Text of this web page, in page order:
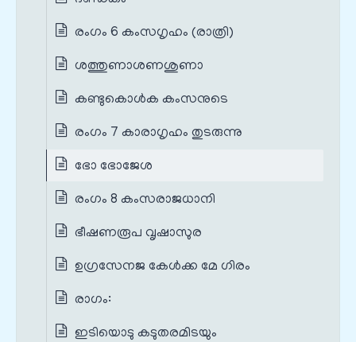
രംഗം 6 കംസഗൃഹം (രാത്രി)
ശത്തുണാശണശുണാ
കണ്ടുകൊൾക കംസനുടെ
രംഗം 7 കാരാഗൃഹം തുടരുന്നു
ഭോ ഭോജേശ
രംഗം 8 കംസരാജധാനി
ഭീഷണരൂപ വൃഷാസുര
ഉഗ്രസേനജ കേൾക്ക മേ ഗിരം
രാഗം:
ഇടിയൊടു കടുതരമിടയും